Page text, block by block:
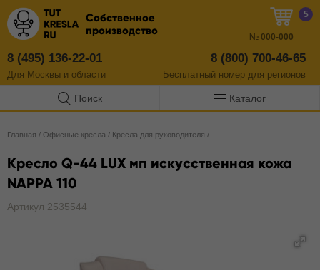
Собственное
производство
8 (495) 136-22-01
Для Москвы и области
8 (800) 700-46-65
Бесплатный номер для регионов
5
№ 000-000
Поиск Каталог
Главная / Офисные кресла / Кресла для руководителя /
Кресло Q-44 LUX мп искусственная кожа
NAPPA 110
Артикул 2535544